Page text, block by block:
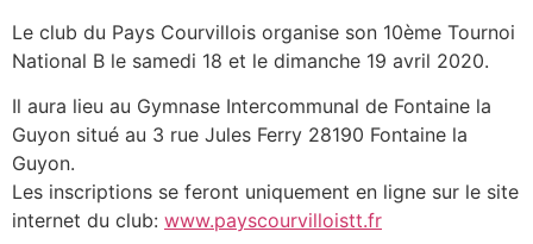
Nous contacter
Les équipes
Vie du club
Le club du Pays Courvillois organise son 10ème Tournoi
National B le samedi 18 et le dimanche 19 avril 2020.
Il aura lieu au Gymnase Intercommunal de Fontaine la
Guyon situé au 3 rue Jules Ferry 28190 Fontaine la
Guyon.
Les inscriptions se feront uniquement en ligne sur le site
internet du club: www.payscourvilloistt.fr